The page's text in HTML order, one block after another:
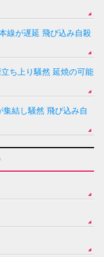
線が遅延 飛び込み自殺
ち上り騒然 延焼の可能
結し騒然 飛び込み自